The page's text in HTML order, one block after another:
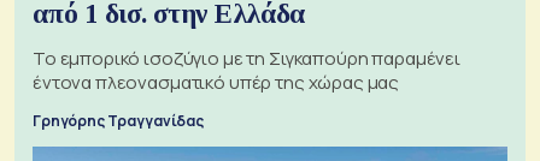
από 1 δισ. στην Ελλάδα
Το εμπορικό ισοζύγιο με τη Σιγκαπούρη παραμένει
έντονα πλεονασματικό υπέρ της χώρας μας
Γρηγόρης Τραγγανίδας